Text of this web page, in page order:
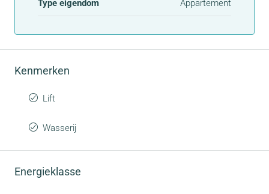
Type eigendom Appartement
Kenmerken
Lift
Wasserij
Energieklasse